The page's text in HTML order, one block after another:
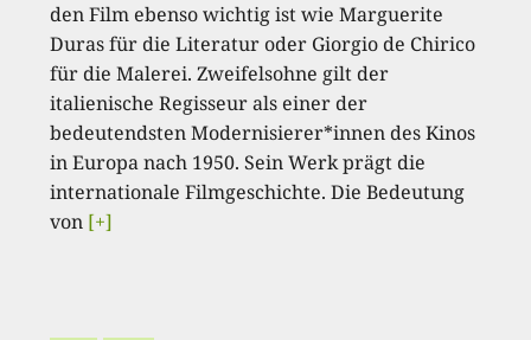
den Film ebenso wichtig ist wie Marguerite
Duras für die Literatur oder Giorgio de Chirico
für die Malerei. Zweifelsohne gilt der
italienische Regisseur als einer der
bedeutendsten Modernisierer*innen des Kinos
in Europa nach 1950. Sein Werk prägt die
internationale Filmgeschichte. Die Bedeutung
von [+]